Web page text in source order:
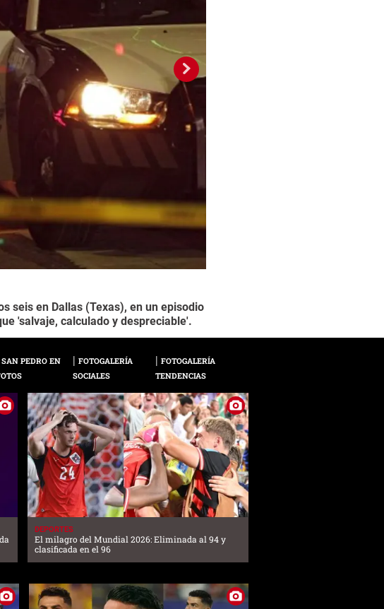
seis en Dallas (Texas), en un episodio
'salvaje, calculado y despreciable'.
SAN PEDRO EN
FOTOGALERÍA
SOCIALES
FOTOGALERÍA
TENDENCIAS
DEPORTES
El milagro del Mundial 2026: Eliminada al 94 y
clasificada en el 96